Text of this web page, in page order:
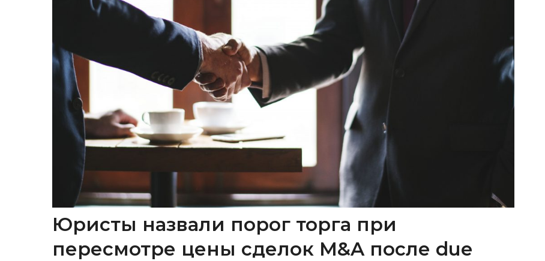
Юристы назвали порог торга при
пересмотре цены сделок M&A после due